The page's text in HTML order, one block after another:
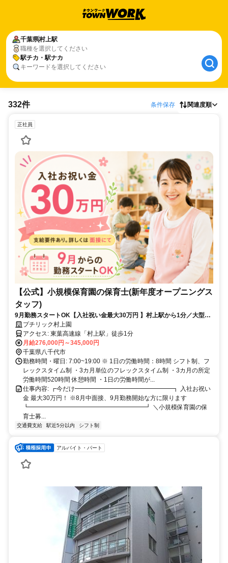
千葉県村上駅
職種を選択してください
駅チカ・駅ナカ
キーワードを選択してください
332件 条件保存 関連度順
正社員
【公式】小規模保育園の保育士(新年度オープニングス
タッフ)
9月勤務スタートOK【入社祝い金最大30万円 】村上駅から1分／大型行
事なし・一人ひとりに向き合う保育／託児の利用相談OK
プチリック村上園
アクセス: 東葉高速線「村上駅」徒歩1分
月給276,000円～345,000円
千葉県八千代市
勤務時間・曜日: 7:00~19:00 ※ 1日の労働時間：8時間 シフト制、フ
レックスタイム制 ・3カ月単位のフレックスタイム制 ・3カ月の所定
労働時間520時間 休憩時間 ・1日の労働時間が...
仕事内容: ┏今だけ━━━━━━━━━━━━━━━━┓ 入社お祝い
金 最大30万円！ ※8月中面接、9月勤務開始な方に限ります
┗━━━━━━━━━━━━━━━━━━━┛ ＼小規模保育園の保
育士募...
交通費支給 駅近5分以内 シフト制
アルバイト・パート